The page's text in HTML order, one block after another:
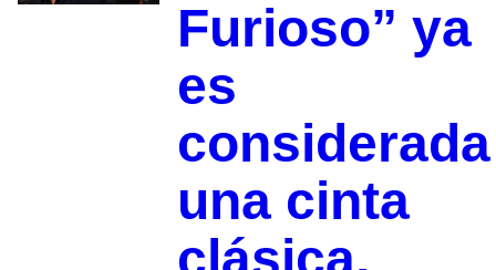
Furioso” ya
es
considerada
una cinta